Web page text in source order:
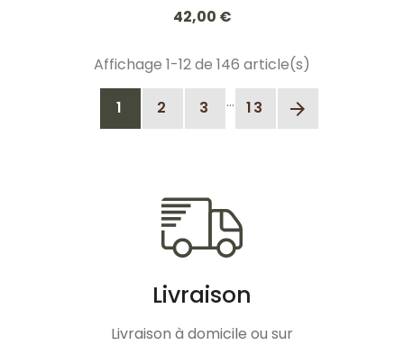
42,00 €
Affichage 1-12 de 146 article(s)
1 2 3 … 13 arrow_forward
Livraison
Livraison à domicile ou sur